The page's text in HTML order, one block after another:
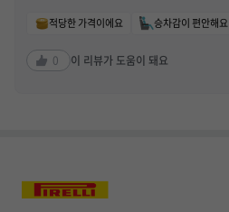
적당한 가격이에요 승차감이 편안해요
0 이 리뷰가 도움이 돼요